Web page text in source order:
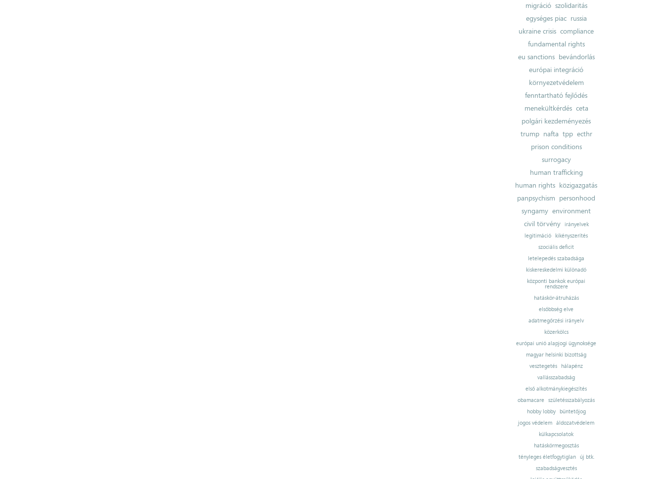
migráció szolidaritás
egységes piac russia
ukraine crisis compliance
fundamental rights
eu sanctions bevándorlás
európai integráció
környezetvédelem
fenntartható fejlődés
menekültkérdés ceta
polgári kezdeményezés
trump nafta tpp ecthr
prison conditions
surrogacy
human trafficking
human rights közigazgatás
panpsychism personhood
syngamy environment
civil törvény
irányelvek
legitimáció
kikényszerítés
szociális deficit
letelepedés szabadsága
kiskereskedelmi különadó
központi bankok európai
rendszere
hatáskör-átruházás
elsőbbség elve
adatmegőrzési irányelv
közerkölcs
európai unió alapjogi ügynoksége
magyar helsinki bizottság
vesztegetés
hálapénz
vallásszabadság
első alkotmánykiegészítés
obamacare
születésszabályozás
hobby lobby
büntetőjog
jogos védelem
áldozatvédelem
külkapcsolatok
hatáskörmegosztás
tényleges életfogytiglan új btk.
szabadságvesztés